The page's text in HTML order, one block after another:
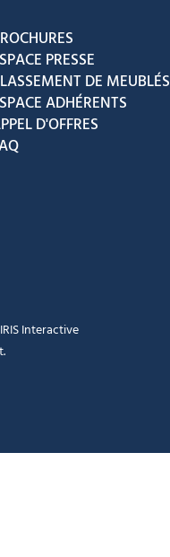
PRESSE
DE MEUBLÉS
ADHÉRENTS
D'OFFRES
IRIS Interactive